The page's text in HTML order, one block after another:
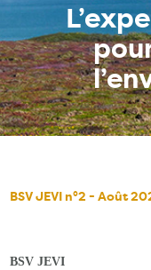
BSV JEVI n°2 - Août
BSV JEVI